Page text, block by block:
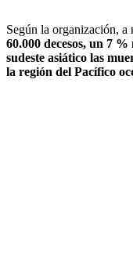
Según la organización, a
60.000 decesos, un 7
sudeste asiático las
la región del Pacífico